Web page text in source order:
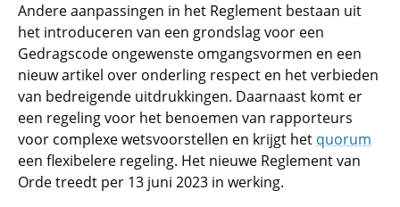
Andere aanpassingen in het Reglement bestaan uit
het introduceren van een grondslag voor een
Gedragscode ongewenste omgangsvormen en een
nieuw artikel over onderling respect en het verbieden
van bedreigende uitdrukkingen. Daarnaast komt er
een regeling voor het benoemen van rapporteurs
voor complexe wetsvoorstellen en krijgt het quorum
een flexibelere regeling. Het nieuwe Reglement van
Orde treedt per 13 juni 2023 in werking.